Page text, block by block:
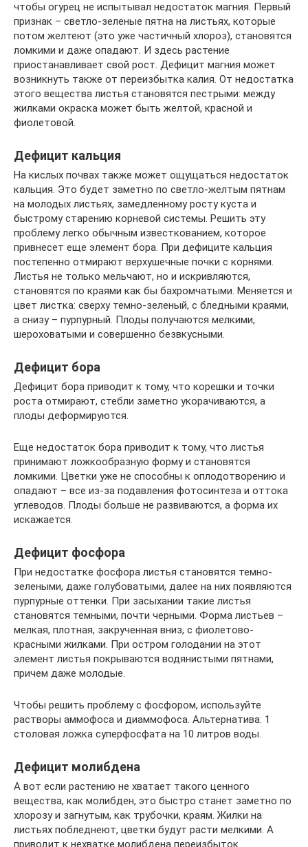
чтобы огурец не испытывал недостаток магния. Первый
признак – светло-зеленые пятна на листьях, которые
потом желтеют (это уже частичный хлороз), становятся
ломкими и даже опадают. И здесь растение
приостанавливает свой рост. Дефицит магния может
возникнуть также от переизбытка калия. От недостатка
этого вещества листья становятся пестрыми: между
жилками окраска может быть желтой, красной и
фиолетовой.
Дефицит кальция
На кислых почвах также может ощущаться недостаток
кальция. Это будет заметно по светло-желтым пятнам
на молодых листьях, замедленному росту куста и
быстрому старению корневой системы. Решить эту
проблему легко обычным известкованием, которое
привнесет еще элемент бора. При дефиците кальция
постепенно отмирают верхушечные почки с корнями.
Листья не только мельчают, но и искривляются,
становятся по краями как бы бахромчатыми. Меняется и
цвет листка: сверху темно-зеленый, с бледными краями,
а снизу – пурпурный. Плоды получаются мелкими,
шероховатыми и совершенно безвкусными.
Дефицит бора
Дефицит бора приводит к тому, что корешки и точки
роста отмирают, стебли заметно укорачиваются, а
плоды деформируются.
Еще недостаток бора приводит к тому, что листья
принимают ложкообразную форму и становятся
ломкими. Цветки уже не способны к оплодотворению и
опадают – все из-за подавления фотосинтеза и оттока
углеводов. Плоды больше не развиваются, а форма их
искажается.
Дефицит фосфора
При недостатке фосфора листья становятся темно-
зелеными, даже голубоватыми, далее на них появляются
пурпурные оттенки. При засыхании такие листья
становятся темными, почти черными. Форма листьев –
мелкая, плотная, закрученная вниз, с фиолетово-
красными жилками. При остром голодании на этот
элемент листья покрываются водянистыми пятнами,
причем даже молодые.
Чтобы решить проблему с фосфором, используйте
растворы аммофоса и диаммофоса. Альтернатива: 1
столовая ложка суперфосфата на 10 литров воды.
Дефицит молибдена
А вот если растению не хватает такого ценного
вещества, как молибден, это быстро станет заметно по
хлорозу и загнутым, как трубочки, краям. Жилки на
листьях побледнеют, цветки будут расти мелкими. А
приводит к нехватке молибдена переизбыток